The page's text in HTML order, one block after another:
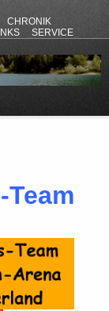
CHRONIK
SERVICE